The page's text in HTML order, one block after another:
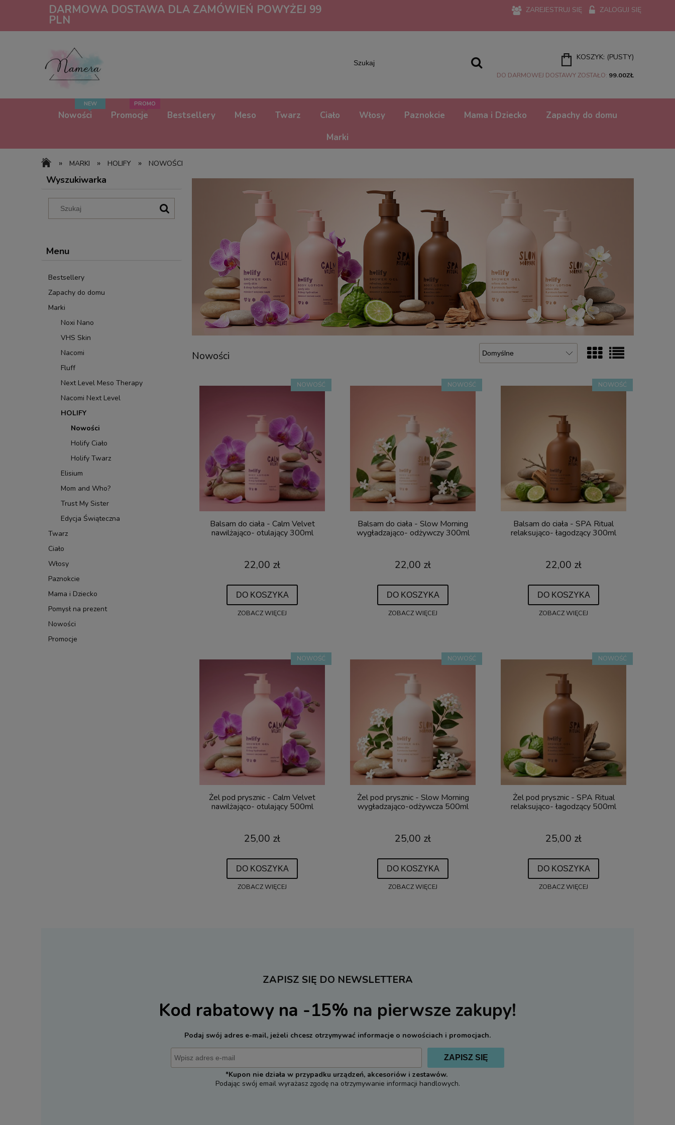
DARMOWA DOSTAWA DLA ZAMÓWIEŃ POWYŻEJ 99
PLN
ZAREJESTRUJ SIĘ ZALOGUJ SIĘ
KOSZYK: (PUSTY)
DO DARMOWEJ DOSTAWY ZOSTAŁO: 99.00ZŁ
Nowości Promocje Bestsellery Meso Twarz Ciało Włosy Paznokcie Mama i Dziecko
Zapachy do domu
Marki
» MARKI » HOLIFY » NOWOŚCI
Wyszukiwarka
Menu
Bestsellery
Zapachy do domu
Marki
Noxi Nano
VHS Skin
Nacomi
Fluff
Next Level Meso Therapy
Nacomi Next Level
HOLIFY
Nowości
Holify Ciało
Holify Twarz
Elisium
Mom and Who?
Trust My Sister
Edycja Świąteczna
Twarz
Ciało
Włosy
Paznokcie
Mama i Dziecko
Pomysł na prezent
Nowości
Promocje
Nowości
Balsam do ciała - Calm Velvet
nawilżająco- otulający 300ml
22,00 zł
DO KOSZYKA
ZOBACZ WIĘCEJ
NOWOŚĆ
Balsam do ciała - Slow Morning
wygładzająco- odżywczy 300ml
22,00 zł
DO KOSZYKA
ZOBACZ WIĘCEJ
NOWOŚĆ
Balsam do ciała - SPA Ritual
relaksująco- łagodzący 300ml
22,00 zł
DO KOSZYKA
ZOBACZ WIĘCEJ
NOWOŚĆ
Żel pod prysznic - Calm Velvet
nawilżająco- otulający 500ml
25,00 zł
DO KOSZYKA
ZOBACZ WIĘCEJ
NOWOŚĆ
Żel pod prysznic - Slow Morning
wygładzająco-odżywcza 500ml
25,00 zł
DO KOSZYKA
ZOBACZ WIĘCEJ
NOWOŚĆ
Żel pod prysznic - SPA Ritual
relaksująco- łagodzący 500ml
25,00 zł
DO KOSZYKA
ZOBACZ WIĘCEJ
NOWOŚĆ
ZAPISZ SIĘ DO NEWSLETTERA
Kod rabatowy na -15% na pierwsze zakupy!
Podaj swój adres e-mail, jeżeli chcesz otrzymywać informacje o nowościach i promocjach.
ZAPISZ SIĘ
*Kupon nie działa w przypadku urządzeń, akcesoriów i zestawów.
Podając swój email wyrażasz zgodę na otrzymywanie informacji handlowych.